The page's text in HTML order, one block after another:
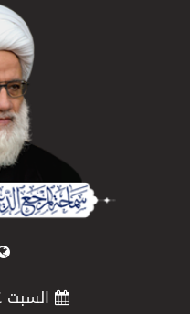
السبت ٢٤ صفر ١٤٤٨ هـ